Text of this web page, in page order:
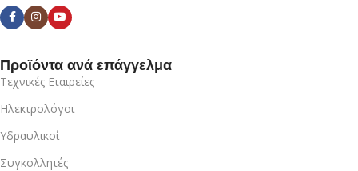
Προϊόντα ανά επάγγελμα
Τεχνικές Εταιρείες
Ηλεκτρολόγοι
Υδραυλικοί
Συγκολλητές